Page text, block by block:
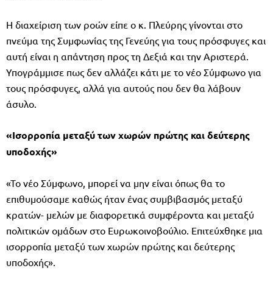
Η διαχείριση των ροών είπε ο κ. Πλεύρης γίνονται στο
πνεύμα της Συμφωνίας της Γενεύης για τους πρόσφυγες και
αυτή είναι η απάντηση προς τη Δεξιά και την Αριστερά.
Υπογράμμισε πως δεν αλλάζει κάτι με το νέο Σύμφωνο για
τους πρόσφυγες, αλλά για αυτούς που δεν θα λάβουν
άσυλο.
«Ισορροπία μεταξύ των χωρών πρώτης και δεύτερης
υποδοχής»
«Το νέο Σύμφωνο, μπορεί να μην είναι όπως θα το
επιθυμούσαμε καθώς ήταν ένας συμβιβασμός μεταξύ
κρατών- μελών με διαφορετικά συμφέροντα και μεταξύ
πολιτικών ομάδων στο Ευρωκοινοβούλιο. Επιτεύχθηκε μια
ισορροπία μεταξύ των χωρών πρώτης και δεύτερης
υποδοχής».